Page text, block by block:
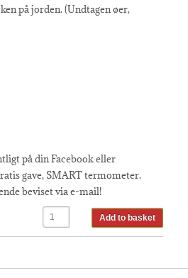
på jorden. (Undtagen øer,
på din Facebook eller
gave, SMART termometer.
beviset via e-mail!
Add to basket